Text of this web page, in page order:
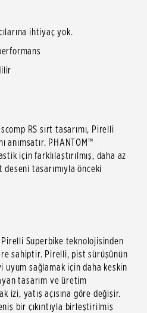
ihtiyaç yok.
RS sırt tasarımı, Pirelli
anımsatır. PHANTOM™
için farklılaştırılmış, daha az
tasarımıyla önceki
Pirelli Superbike teknolojisinden
sahiptir. Pirelli, pist sürüşünün
uyum sağlamak için daha keskin
tasarım ve üretim
izi, yatış açısına göre değişir.
bir çıkıntıyla birleştirilmiş